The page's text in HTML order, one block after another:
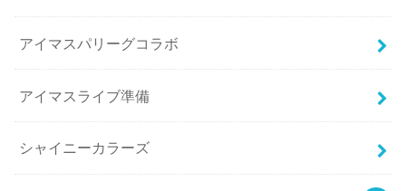
アイマスパリーグコラボ
アイマスライブ準備
シャイニーカラーズ